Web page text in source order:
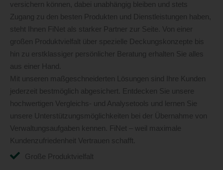
versichern können, dabei unabhängig bleiben und stets
Zugang zu den besten Produkten und Dienstleistungen haben,
steht Ihnen FiNet als starker Partner zur Seite. Von einer
großen Produktvielfalt über spezielle Deckungskonzepte bis
hin zu erstklassiger persönlicher Beratung erhalten Sie alles
aus einer Hand.
Mit unseren maßgeschneiderten Lösungen sind Ihre Kunden
jederzeit bestmöglich abgesichert. Entdecken Sie unsere
hochwertigen Vergleichs- und Analysetools und lernen Sie
unsere Unterstützungsmöglichkeiten bei der Übernahme von
Verwaltungsaufgaben kennen. FiNet – weil maximale
Kundenzufriedenheit Vertrauen schafft.
Große Produktvielfalt